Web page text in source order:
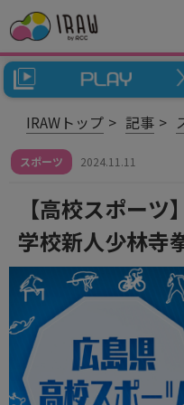
IRAWトップ 記事
スポーツ 2024.11.11
【高校スポー
学校新人少林